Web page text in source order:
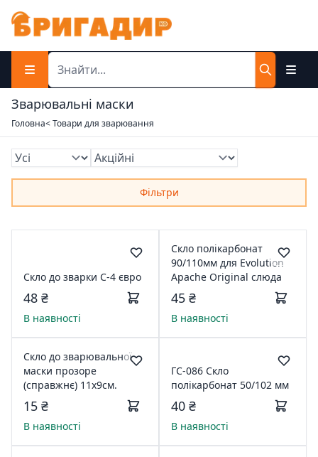
Зварювальні маски
Головна< Товари для зварювання
Фільтри
Скло до зварки С-4 євро
48 ₴
В наявності
Скло полікарбонат
90/110мм для Evolution
Apache Original слюда
45 ₴
В наявності
Скло до зварювальної
маски прозоре
(справжнє) 11x9см.
15 ₴
В наявності
ГС-086 Скло
полікарбонат 50/102 мм
40 ₴
В наявності